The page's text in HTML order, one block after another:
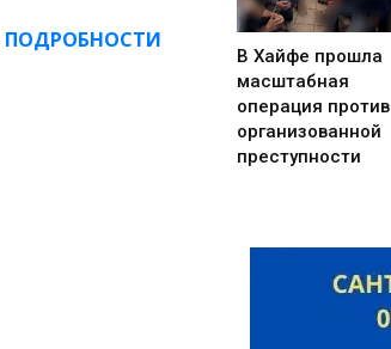
ПОДРОБНОСТИ
В Хайфе прошла
масштабная
операция против
организованной
преступности